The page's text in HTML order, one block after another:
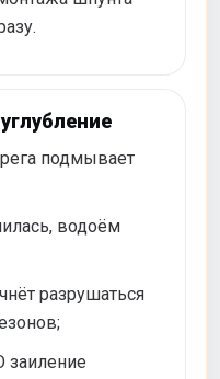
подмывает
водоём
разрушаться